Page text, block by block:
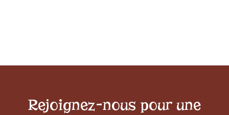
Rejoignez-nous pour une